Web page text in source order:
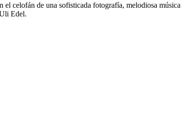
el celofán de una sofisticada fotografía, melodiosa
Edel.